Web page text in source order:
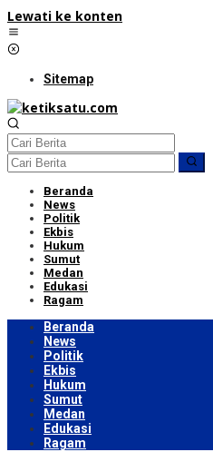
Lewati ke konten
Sitemap
Beranda
News
Politik
Ekbis
Hukum
Sumut
Medan
Edukasi
Ragam
Beranda
News
Politik
Ekbis
Hukum
Sumut
Medan
Edukasi
Ragam